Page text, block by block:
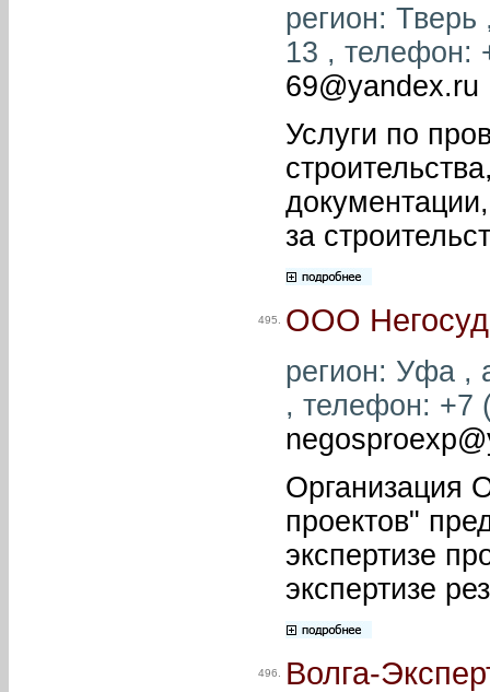
регион: Тверь
13 , телефон:
69@yandex.ru
Услуги по
за
495. ООО
регион: Уфа ,
, телефон: +7
Организация
проектов"
экспертизе
экспертизе
496. Волга-